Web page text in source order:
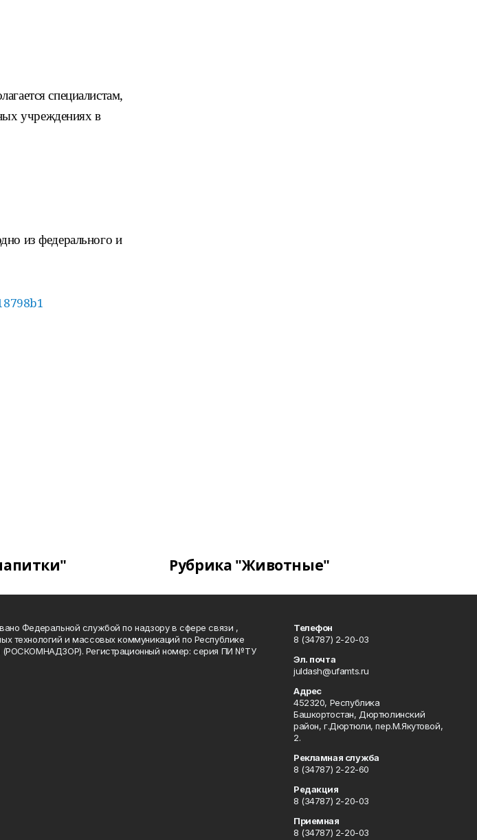
специалистам,
учреждениях в
из федерального и
Рубрика "Животные"
Федеральной службой по надзору в сфере связи ,
технологий и массовых коммуникаций по Республике
(РОСКОМНАДЗОР). Регистрационный номер: серия ПИ №ТУ
Телефон
8 (34787) 2-20-03
Эл. почта
juldash@ufamts.ru
Адрес
452320, Республика
Башкортостан, Дюртюлинский
район, г.Дюртюли, пер.М.Якутовой,
2.
Рекламная служба
8 (34787) 2-22-60
Редакция
8 (34787) 2-20-03
Приемная
8 (34787) 2-20-03